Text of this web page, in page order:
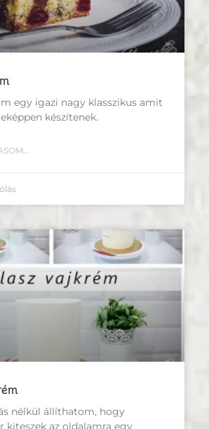
egy igazi nagy klasszikus amit
készítenek.
nélkül állíthatom, hogy
kiteszek az oldalamra egy